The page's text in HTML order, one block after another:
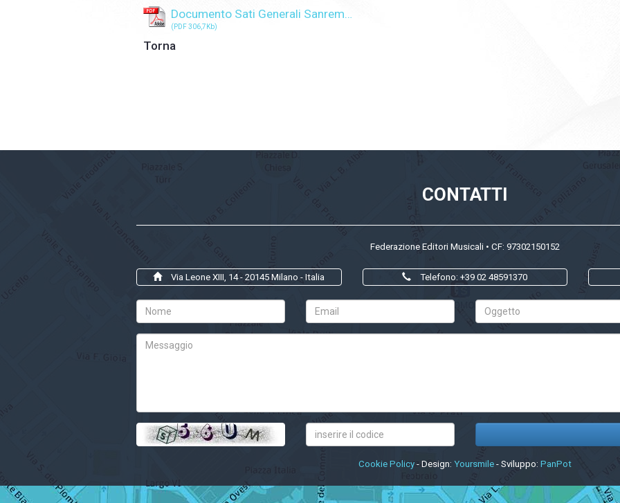
Documento Sati Generali Sanrem…
(PDF 306,7Kb)
Torna
CONTATTI
Federazione Editori Musicali • CF: 97302150152
Via Leone XIII, 14 - 20145 Milano - Italia Telefono: +39 02 48591370
Cookie Policy - Design: Yoursmile - Sviluppo: PanPot